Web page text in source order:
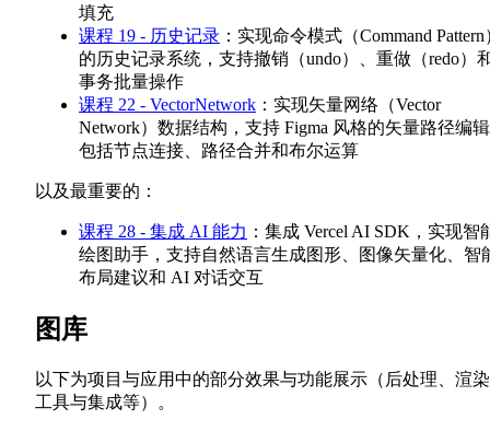
填充
课程 19 - 历史记录 ：实现命令模式（Command Pattern
的历史记录系统，支持撤销（undo）、重做（redo）
事务批量操作
课程 22 - VectorNetwork ：实现矢量网络（Vector
Network）数据结构，支持 Figma 风格的矢量路径编
包括节点连接、路径合并和布尔运算
以及最重要的：
课程 28 - 集成 AI 能力 ：集成 Vercel AI SDK，实现智
绘图助手，支持自然语言生成图形、图像矢量化、智
布局建议和 AI 对话交互
图库
以下为项目与应用中的部分效果与功能展示（后处理、渲
工具与集成等）。